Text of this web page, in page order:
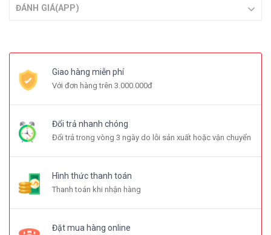
ĐÁNH GIÁ(APP)
Giao hàng miễn phí
Với đơn hàng trên 3.000.000đ
Đổi trả nhanh chóng
Đổi trả trong vòng 3 ngày do lỗi sản xuất hoặc vận chuyển
Hình thức thanh toán
Thanh toán khi nhận hàng
Đặt mua hàng online